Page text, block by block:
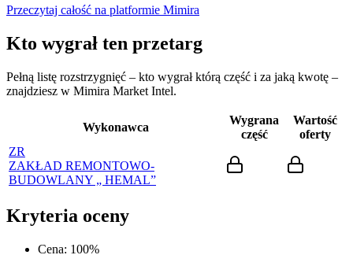
Przeczytaj całość na platformie Mimira
Kto wygrał ten przetarg
Pełną listę rozstrzygnięć – kto wygrał którą część i za jaką kwotę –
znajdziesz w Mimira Market Intel.
Wykonawca
Wygrana
część
Wartość
oferty
ZR
ZAKŁAD REMONTOWO-
BUDOWLANY „ HEMAL”
Kryteria oceny
Cena: 100%